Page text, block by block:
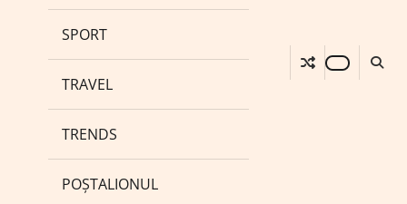
SPORT
TRAVEL
TRENDS
POȘTALIONUL